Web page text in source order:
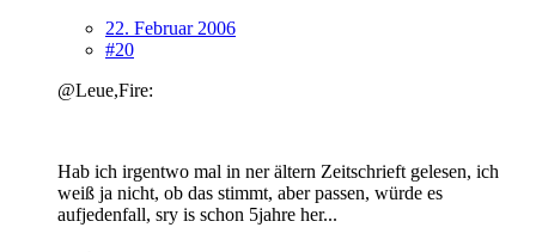
22. Februar 2006
#20
@Leue,Fire:
Hab ich irgentwo mal in ner ältern Zeitschrieft gelesen, ich
weiß ja nicht, ob das stimmt, aber passen, würde es
aufjedenfall, sry is schon 5jahre her...